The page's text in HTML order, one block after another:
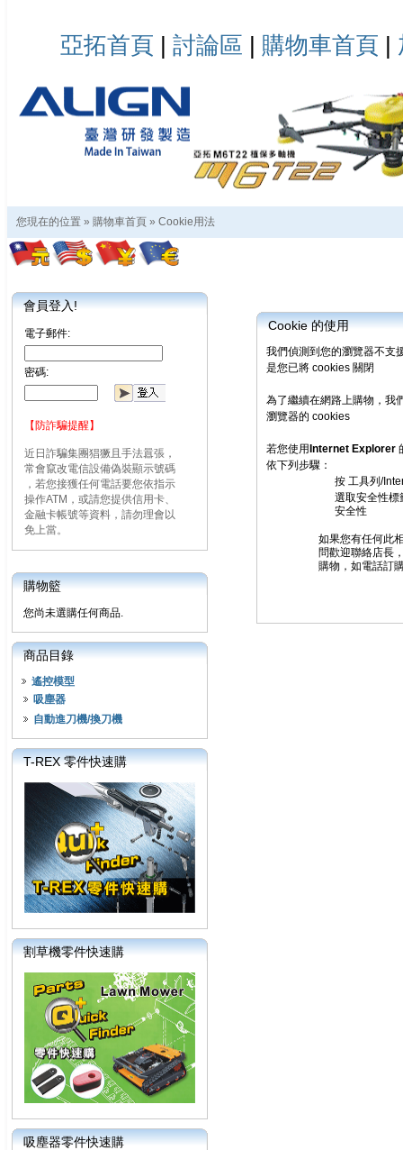
亞拓首頁 | 討論區 | 購物車首頁 |
您現在的位置 » 購物車首頁 » Cookie用法
會員登入!
電子郵件:
密碼:
【防詐騙提醒】
近日詐騙集團猖獗且手法囂張，
常會竄改電信設備偽裝顯示號碼
，若您接獲任何電話要您依指示
操作ATM，或請您提供信用卡、
金融卡帳號等資料，請勿理會以
免上當。
購物籃
您尚未選購任何商品.
商品目錄
遙控模型
吸塵器
自動進刀機/換刀機
T-REX 零件快速購
割草機零件快速購
吸塵器零件快速購
Cookie 的使用
我們偵測到您的瀏覽器不支
是您已將 cookies 關閉
為了繼續在網路上購物，我
瀏覽器的 cookies
若您使用 Internet Explorer
依下列步驟：
按 工具列/
選取安全性標
安全性
如果您有任何此
問歡迎聯絡店長
購物，如電話訂